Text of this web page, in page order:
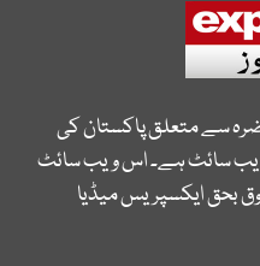
سے متعلق پاکستان کی
سائٹ ہے۔ اس ویب سائٹ
بحق ایکسپریس میڈیا